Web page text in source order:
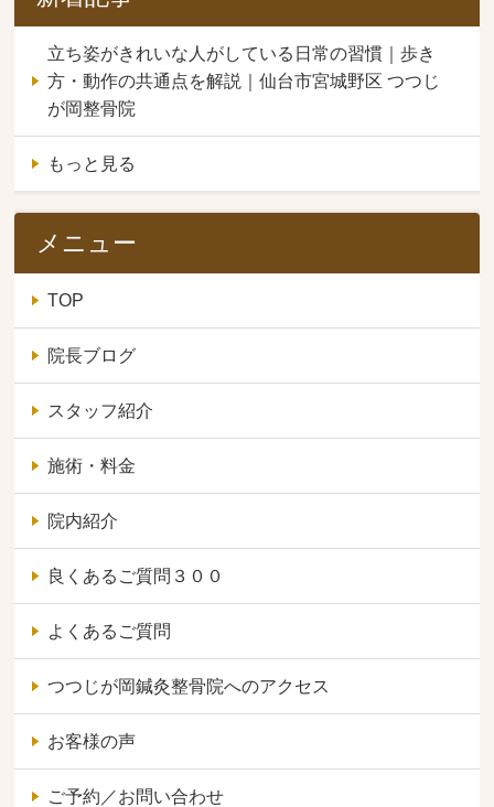
立ち姿がきれいな人がしている日常の習慣｜歩き
方・動作の共通点を解説｜仙台市宮城野区 つつじ
が岡整骨院
もっと見る
メニュー
TOP
院長ブログ
スタッフ紹介
施術・料金
院内紹介
良くあるご質問３００
よくあるご質問
つつじが岡鍼灸整骨院へのアクセス
お客様の声
ご予約／お問い合わせ